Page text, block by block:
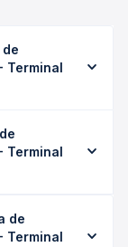
Terminal
em média
o tipo de
as condições
Terminal
(Tergip)
a data da
de
Terminal